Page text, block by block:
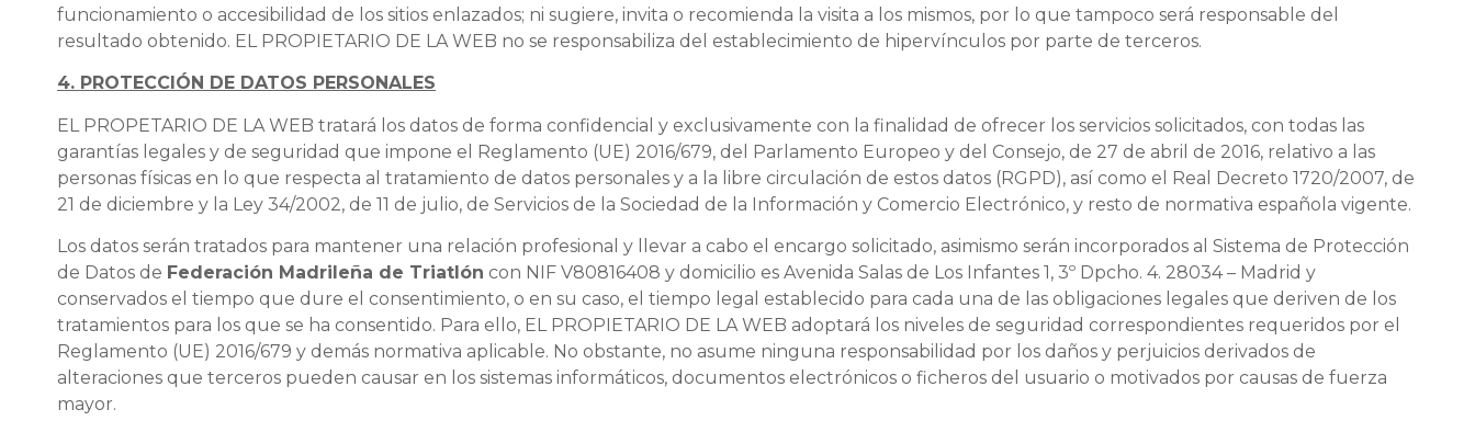
funcionamiento o accesibilidad de los sitios enlazados; ni sugiere, invita o recomienda la visita a los mismos, por lo que tampoco será responsable del
resultado obtenido. EL PROPIETARIO DE LA WEB no se responsabiliza del establecimiento de hipervínculos por parte de terceros.
4. PROTECCIÓN DE DATOS PERSONALES
EL PROPETARIO DE LA WEB tratará los datos de forma confidencial y exclusivamente con la finalidad de ofrecer los servicios solicitados, con todas las
garantías legales y de seguridad que impone el Reglamento (UE) 2016/679, del Parlamento Europeo y del Consejo, de 27 de abril de 2016, relativo a las
personas físicas en lo que respecta al tratamiento de datos personales y a la libre circulación de estos datos (RGPD), así como el Real Decreto 1720/2007, de
21 de diciembre y la Ley 34/2002, de 11 de julio, de Servicios de la Sociedad de la Información y Comercio Electrónico, y resto de normativa española vigente.
Los datos serán tratados para mantener una relación profesional y llevar a cabo el encargo solicitado, asimismo serán incorporados al Sistema de Protección
de Datos de Federación Madrileña de Triatlón con NIF V80816408 y domicilio es Avenida Salas de Los Infantes 1, 3º Dpcho. 4. 28034 – Madrid y
conservados el tiempo que dure el consentimiento, o en su caso, el tiempo legal establecido para cada una de las obligaciones legales que deriven de los
tratamientos para los que se ha consentido. Para ello, EL PROPIETARIO DE LA WEB adoptará los niveles de seguridad correspondientes requeridos por el
Reglamento (UE) 2016/679 y demás normativa aplicable. No obstante, no asume ninguna responsabilidad por los daños y perjuicios derivados de
alteraciones que terceros pueden causar en los sistemas informáticos, documentos electrónicos o ficheros del usuario o motivados por causas de fuerza
mayor.